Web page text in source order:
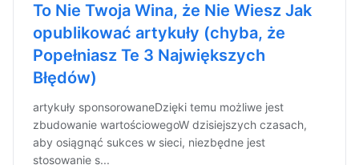
To Nie Twoja Wina, że Nie Wiesz Jak
opublikować artykuły (chyba, że
Popełniasz Te 3 Największych
Błędów)
artykuły sponsorowaneDzięki temu możliwe jest
zbudowanie wartościowegoW dzisiejszych czasach,
aby osiągnąć sukces w sieci, niezbędne jest
stosowanie s...